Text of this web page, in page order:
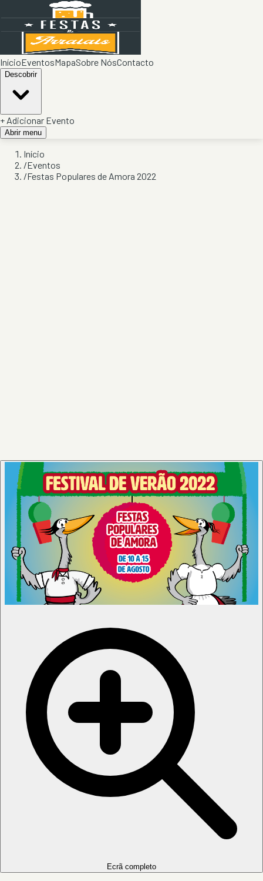
InícioEventosMapaSobre NósContacto
Descobrir
+ Adicionar Evento
Abrir menu
Início
/Eventos
/Festas Populares de Amora 2022
Ecrã completo